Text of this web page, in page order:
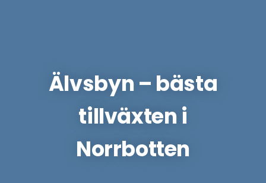
Älvsbyn – bästa
tillväxten i
Norrbotten